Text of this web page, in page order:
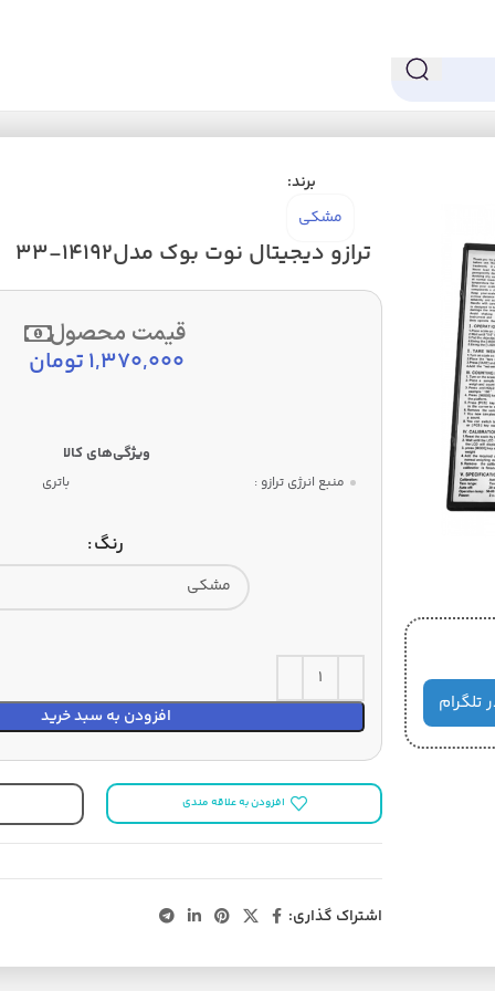
تلگرام
برند:
مشکی
ترازو دیجیتال نوت بوک مدل14192-33
قیمت محصول
1,370,000تومان
منبع انرژی ترازو : باتری
رنگ
افزودن به سبد خرید
افزودن به علاقه مندی
اشتراک گذاری: